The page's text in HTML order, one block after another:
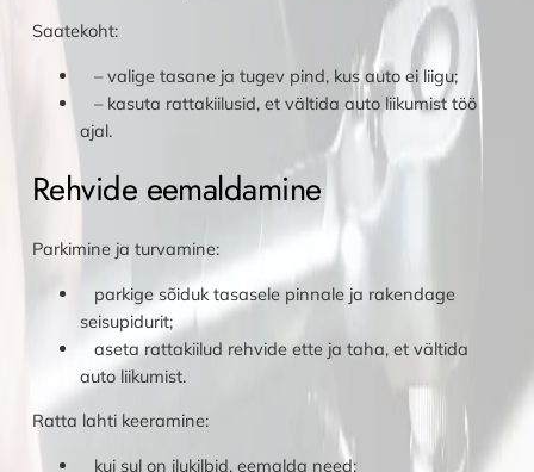
Saatekoht:
– valige tasane ja tugev pind, kus auto ei liigu;
– kasuta rattakiilusid, et vältida auto liikumist töö
ajal.
Rehvide eemaldamine
Parkimine ja turvamine:
parkige sõiduk tasasele pinnale ja rakendage
seisupidurit;
aseta rattakiilud rehvide ette ja taha, et vältida
auto liikumist.
Ratta lahti keeramine:
kui sul on ilukilbid, eemalda need;